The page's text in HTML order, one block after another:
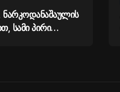
ნარკოდანაშაულის
სამი პირი